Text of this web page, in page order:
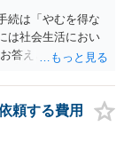
とされます。これ
本件のような精神
ろですが、親から
案がありますの
ておく必要がある
士へ相談されるこ
続は「やむを得な
は社会生活におい
答えとしては、理
ことがなぜよくな
なります。
頼する費用